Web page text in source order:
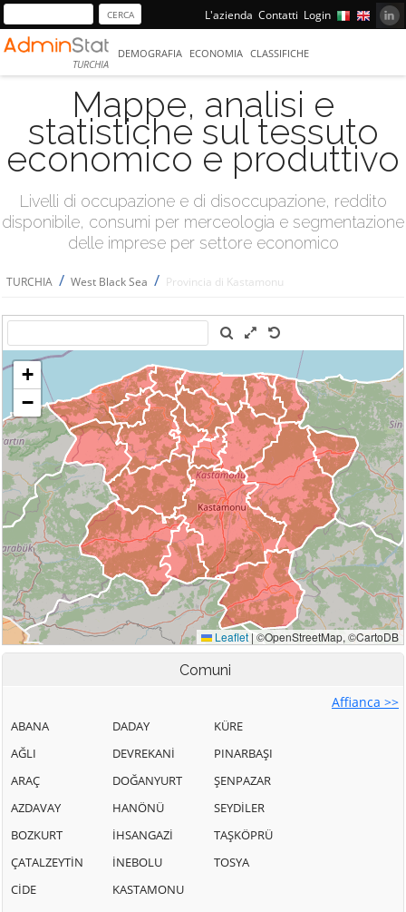
L'azienda Contatti Login
TURCHIA
DEMOGRAFIA ECONOMIA CLASSIFICHE
Mappe, analisi e
statistiche sul tessuto
economico e produttivo
Livelli di occupazione e di disoccupazione, reddito
disponibile, consumi per merceologia e segmentazione
delle imprese per settore economico
TURCHIA / West Black Sea / Provincia di Kastamonu
Comuni
Affianca >>
ABANA
AĞLI
ARAÇ
AZDAVAY
BOZKURT
ÇATALZEYTİN
CİDE
DADAY
DEVREKANİ
DOĞANYURT
HANÖNÜ
İHSANGAZİ
İNEBOLU
KASTAMONU
KÜRE
PINARBAŞI
ŞENPAZAR
SEYDİLER
TAŞKÖPRÜ
TOSYA